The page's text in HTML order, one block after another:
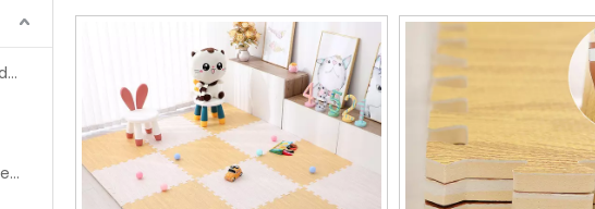
Estera de juego de espuma de epe
Estera de juego plegable de espuma XPE